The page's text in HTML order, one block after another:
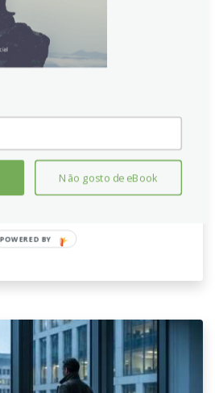
do BCE miram
defende aumento de taxas
inflacionária persistente
energético no Oriente Médio. A
que a zona do euro já superou
exigindo resposta
Não gosto de eBook